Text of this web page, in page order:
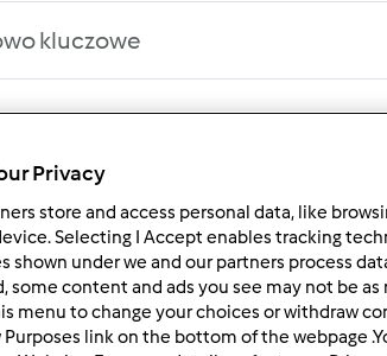
Privacy
store and access personal data, like
Selecting I Accept enables tracking
shown under we and our partners process
some content and ads you see may not be
menu to change your choices or withdraw
link on the bottom of the webpage